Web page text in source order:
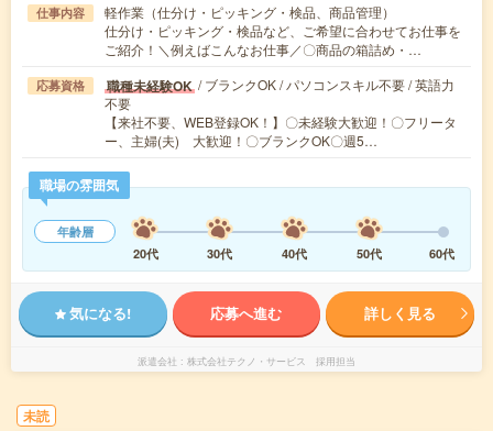
仕事内容
軽作業（仕分け・ピッキング・検品、商品管理）
仕分け・ピッキング・検品など、ご希望に合わせてお仕事を
ご紹介！＼例えばこんなお仕事／〇商品の箱詰め・…
応募資格 職種未経験OK / ブランクOK / パソコンスキル不要 / 英語力
不要
【来社不要、WEB登録OK！】〇未経験大歓迎！〇フリータ
ー、主婦(夫) 大歓迎！〇ブランクOK〇週5…
職場の雰囲気
年齢層
20代
30代 40代 50代 60代
気になる! 応募へ進む 詳しく見る
派遣会社 株式会社テクノ・サービス 採用担当
未読